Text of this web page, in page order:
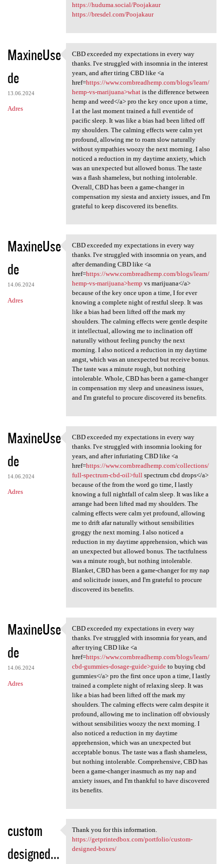
https://huduma.social/Poojakaur
https://bresdel.com/Poojakaur
MaxineUse
de
13.06.2024
Adres
CBD exceeded my expectations
CBD exceeded my expectations in every way
thanks. I've struggled with insomnia in the interest
years, and after tiring CBD like <a
href=https://www.cornbreadhemp.com/blogs/learn/
hemp-vs-marijuana>whatis the difference between
hemp and weed</a> pro the key once upon a time,
I at the last moment trained a full eventide of
pacific sleep. It was like a bias had been lifted off
my shoulders. The calming effects were calm yet
profound, allowing me to roam slow naturally
without sympathies woozy the next morning. I also
noticed a reduction in my daytime anxiety, which
was an unexpected but allowed bonus. The taste
was a flash shameless, but nothing intolerable.
Overall, CBD has been a game-changer in
compensation my siesta and anxiety issues, and I'm
grateful to keep discovered its benefits.
MaxineUse
de
14.06.2024
Adres
CBD exceeded my expectations
CBD exceeded my expectations in every way
thanks. I've struggled with insomnia on years, and
after demanding CBD like <a
href=https://www.cornbreadhemp.com/blogs/learn/
hemp-vs-marijuana>hemp vs marijuana</a>
because of the key once upon a time, I for ever
knowing a complete night of restful sleep. It was
like a bias had been lifted off the mark my
shoulders. The calming effects were gentle despite
it intellectual, allowing me to inclination off
naturally without feeling punchy the next
morning. I also noticed a reduction in my daytime
angst, which was an unexpected but receive bonus.
The taste was a minute rough, but nothing
intolerable. Whole, CBD has been a game-changer
in compensation my sleep and uneasiness issues,
and I'm grateful to procure discovered its benefits.
MaxineUse
de
14.06.2024
Adres
CBD exceeded my expectations
CBD exceeded my expectations in every way
thanks. I've struggled with insomnia looking for
years, and after infuriating CBD like <a
href=https://www.cornbreadhemp.com/collections/
full-spectrum-cbd-oil>full spectrum cbd drops</a>
because of the from the word go time, I lastly
knowing a full nightfall of calm sleep. It was like a
arrange had been lifted mad my shoulders. The
calming effects were calm yet profound, allowing
me to drift afar naturally without sensibilities
groggy the next morning. I also noticed a
reduction in my daytime apprehension, which was
an unexpected but allowed bonus. The tactfulness
was a minute rough, but nothing intolerable.
Blanket, CBD has been a game-changer for my nap
and solicitude issues, and I'm grateful to procure
discovered its benefits.
MaxineUse
de
14.06.2024
Adres
CBD exceeded my expectations
CBD exceeded my expectations in every way
thanks. I've struggled with insomnia for years, and
after trying CBD like <a
href=https://www.cornbreadhemp.com/blogs/learn/
cbd-gummies-dosage-guide>guideto buying cbd
gummies</a> pro the first once upon a time, I lastly
trained a complete night of relaxing sleep. It was
like a bias had been lifted off the mark my
shoulders. The calming effects were calm despite it
profound, allowing me to inclination off obviously
without sensibilities woozy the next morning. I
also noticed a reduction in my daytime
apprehension, which was an unexpected but
acceptable bonus. The taste was a flash shameless,
but nothing intolerable. Comprehensive, CBD has
been a game-changer inasmuch as my nap and
anxiety issues, and I'm thankful to have discovered
its benefits.
custom
designed...
Thank you for this
Thank you for this information.
https://getprintedbox.com/portfolio/custom-
designed-boxes/